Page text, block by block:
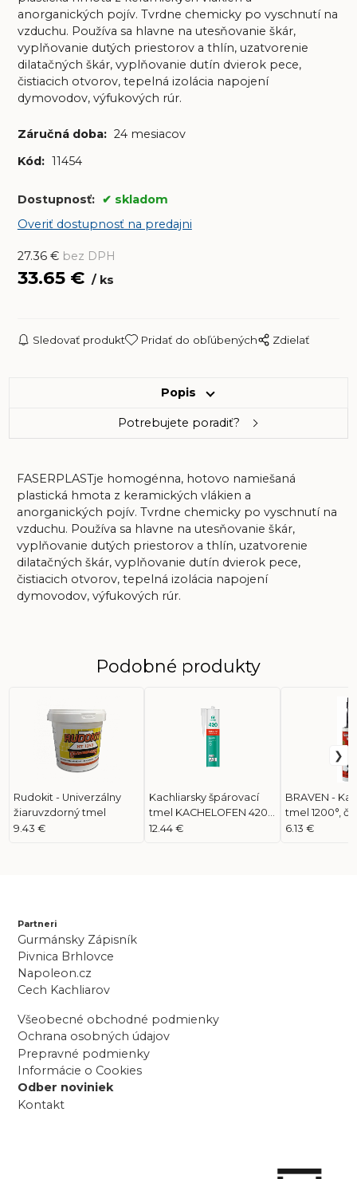
anorganických pojív. Tvrdne chemicky po vyschnutí na
vzduchu. Používa sa hlavne na utesňovanie škár,
vyplňovanie dutých priestorov a thlín, uzatvorenie
dilatačných škár, vyplňovanie dutín dvierok pece,
čistiacich otvorov, tepelná izolácia napojení
dymovodov, výfukových rúr.
Záručná doba: 24 mesiacov
Kód: 11454
Dostupnosť:
skladom
Overiť dostupnosť na predajni
27.36€ bez DPH
33.65€ ks
Sledovať produkt Pridať do obľúbených Zdielať
Popis
Potrebujete poradiť?
FASERPLASTje homogénna, hotovo namiešaná
plastická hmota z keramických vlákien a
anorganických pojív. Tvrdne chemicky po vyschnutí na
vzduchu. Používa sa hlavne na utesňovanie škár,
vyplňovanie dutých priestorov a thlín, uzatvorenie
dilatačných škár, vyplňovanie dutín dvierok pece,
čistiacich otvorov, tepelná izolácia napojení
dymovodov, výfukových rúr.
Podobné produkty
Rudokit - Univerzálny
žiaruvzdorný tmel
9.43 €
Kachliarsky špárovací
tmel KACHELOFEN 420
(biela), 310 ml kartuša
12.44 €
BRAVEN -
tmel 1200°,
6.13 €
Partneri
Gurmánsky Zápisník
Pivnica Brhlovce
Napoleon.cz
Cech Kachliarov
Všeobecné obchodné podmienky
Ochrana osobných údajov
Prepravné podmienky
Informácie o Cookies
Odber noviniek
Kontakt